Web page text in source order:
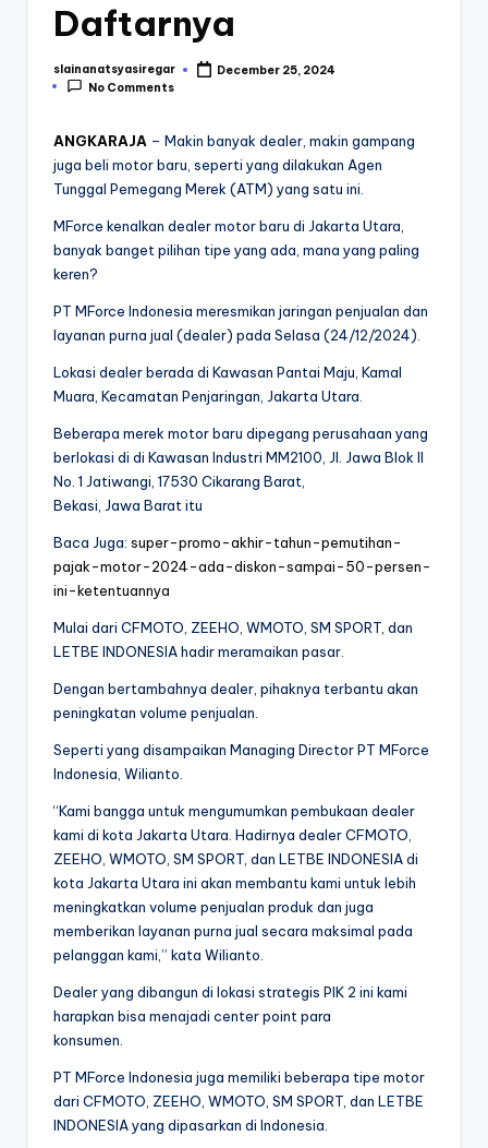
Daftarnya
Posted
by
slainanatsyasiregar
December 25, 2024
No Comments
ANGKARAJA – Makin banyak dealer, makin gampang
juga beli motor baru, seperti yang dilakukan Agen
Tunggal Pemegang Merek (ATM) yang satu ini.
MForce kenalkan dealer motor baru di Jakarta Utara,
banyak banget pilihan tipe yang ada, mana yang paling
keren?
PT MForce Indonesia meresmikan jaringan penjualan dan
layanan purna jual (dealer) pada Selasa (24/12/2024).
Lokasi dealer berada di Kawasan Pantai Maju, Kamal
Muara, Kecamatan Penjaringan, Jakarta Utara.
Beberapa merek motor baru dipegang perusahaan yang
berlokasi di di Kawasan Industri MM2100, Jl. Jawa Blok II
No. 1 Jatiwangi, 17530 Cikarang Barat,
Bekasi, Jawa Barat itu
Baca Juga: super-promo-akhir-tahun-pemutihan-
pajak-motor-2024-ada-diskon-sampai-50-persen-
ini-ketentuannya
Mulai dari CFMOTO, ZEEHO, WMOTO, SM SPORT, dan
LETBE INDONESIA hadir meramaikan pasar.
Dengan bertambahnya dealer, pihaknya terbantu akan
peningkatan volume penjualan.
Seperti yang disampaikan Managing Director PT MForce
Indonesia, Wilianto.
“Kami bangga untuk mengumumkan pembukaan dealer
kami di kota Jakarta Utara. Hadirnya dealer CFMOTO,
ZEEHO, WMOTO, SM SPORT, dan LETBE INDONESIA di
kota Jakarta Utara ini akan membantu kami untuk lebih
meningkatkan volume penjualan produk dan juga
memberikan layanan purna jual secara maksimal pada
pelanggan kami,” kata Wilianto.
Dealer yang dibangun di lokasi strategis PIK 2 ini kami
harapkan bisa menajadi center point para
konsumen.
PT MForce Indonesia juga memiliki beberapa tipe motor
dari CFMOTO, ZEEHO, WMOTO, SM SPORT, dan LETBE
INDONESIA yang dipasarkan di Indonesia.